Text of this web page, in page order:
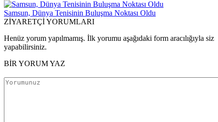
Samsun, Dünya Tenisinin Buluşma Noktası Oldu
ZİYARETÇİ YORUMLARI
Henüz yorum yapılmamış. İlk yorumu aşağıdaki form aracılığıyla siz
yapabilirsiniz.
BİR YORUM YAZ